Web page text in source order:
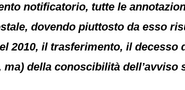
notificatorio, tutte le
dovendo piuttosto da esso
2010, il trasferimento, il decesso
della conoscibilità dell’avviso